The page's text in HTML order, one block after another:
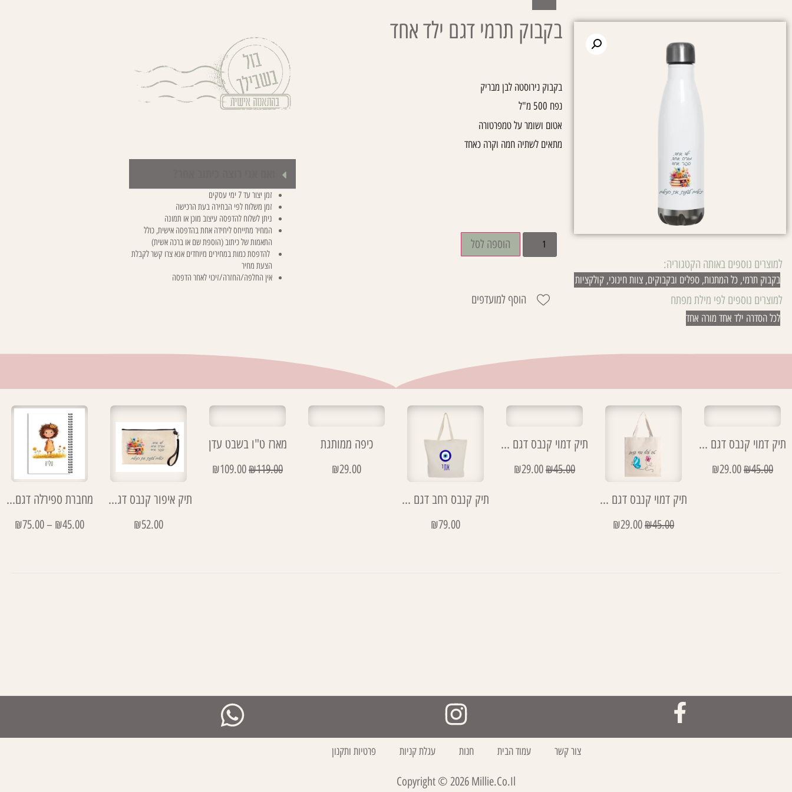
למוצרים נוספים באותה הקטגוריה:
בקבוק תרמי, כל המתנות, ספלים ובקבוקים, צוות חינוכי, קולקציות
למוצרים נוספים לפי מילת מפתח
לכל הסדרה ילד אחד מורה אחד
בקבוק תרמי דגם ילד אחד
בקבוק נירוסטה לבן מבריק
נפח 500 מ"ל
אטום ושומר על טמפרטורה
מתאים לשתיה חמה וקרה כאחד
הוספה לסל
הוסף למועדפים
זמן יצור עד 7 ימי עסקים
זמן משלוח לפי הבחירה בעת הרכישה
ניתן לשלוח להדפסה עיצוב מוכן או תמונה
המחיר מתייחס ליחידה אחת בהדפסה אישית, כולל
התאמות של כיתוב (הוספת שם או ברכה אשית)
להדפסת כמות במחירים מיוחדים אנא צרו קשר לקבלת
הצעת מחיר
אין החלפה/החזרה/זיכוי לאחר הדפסה
תיק דמוי קנבס דגם רכיבים מורה
₪45.00
₪29.00
תיק דמוי קנבס דגם טוב לעוף בעד עצמנו
₪45.00
₪29.00
תיק דמוי קנבס דגם כמו שאת חמניה
₪45.00
₪29.00
תיק קנבס רחב דגם עין
₪79.00
כיפה ממותגת
₪29.00
מארז ט"ו בשבט עדן
₪119.00
₪109.00
תיק איפור קנבס דגם ילד אחד
₪52.00
מחברת ספירלה דגם טליה
₪45.00
–
₪75.00
צור קשר עמוד הבית חנות עגלת קניות פרטיות ותקנון
Copyright © 2026 Millie.co.il